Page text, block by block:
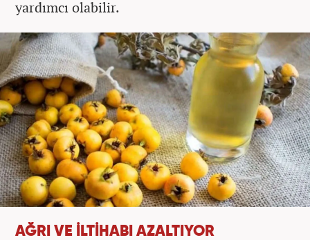
yardımcı olabilir.
AĞRI VE İLTİHABI AZALTIYOR